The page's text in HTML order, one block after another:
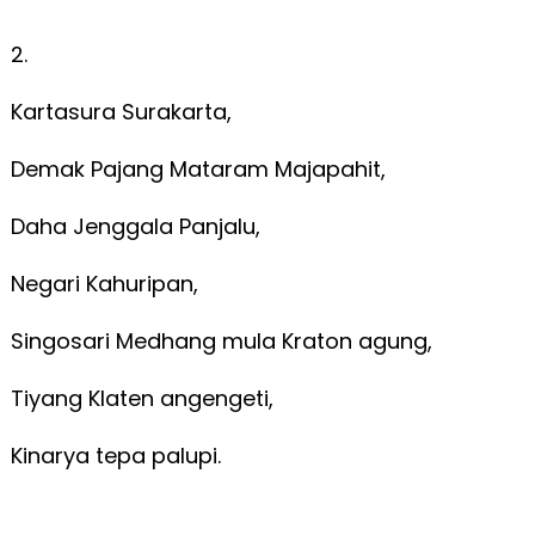
2.
Kartasura Surakarta,
Demak Pajang Mataram Majapahit,
Daha Jenggala Panjalu,
Negari Kahuripan,
Singosari Medhang mula Kraton agung,
Tiyang Klaten angengeti,
Kinarya tepa palupi.